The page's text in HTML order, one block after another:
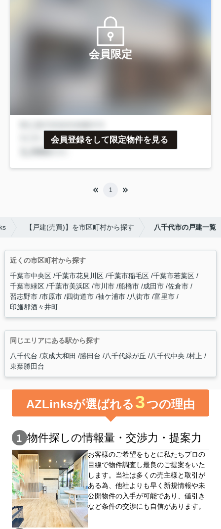
会員限定
会員登録をして限定物件を見る
1
【戸建(売買)】を市区町村から探す 八千代市の戸建一覧
近くの市区町村から探す
千葉市中央区 千葉市花見川区 千葉市稲毛区 千葉市若葉区
千葉市緑区 千葉市美浜区 市川市 船橋市 成田市 佐倉市
習志野市 市原市 四街道市 袖ケ浦市 八街市 富里市
印旛郡酒々井町
同じエリアにある駅から探す
八千代台 京成大和田 勝田台 八千代緑が丘 八千代中央 村上
東葉勝田台
AZLinksが選ばれる 3つの理由
物件探しの情報量・交渉⼒・提案⼒
お客様のご希望をもとに私たちプロの
目線で物件調査し最良のご提案をいた
します。当社は多くの売主様と取引が
ある為、他社よりも早く新規情報や未
公開物件の⼊手が可能であり、値引き
など条件の交渉にも自信があります。